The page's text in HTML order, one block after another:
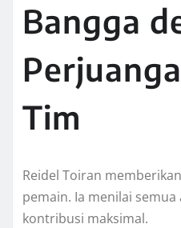
Bangga
Tim
Reidel Toiran
pemain. Ia menilai
kontribusi maksimal.